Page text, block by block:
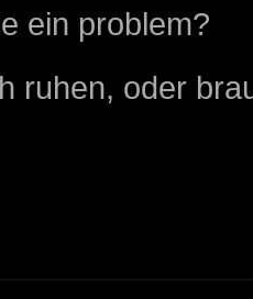
ein problem?
ruhen, oder